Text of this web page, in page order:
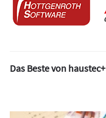
Das Beste von haustec+